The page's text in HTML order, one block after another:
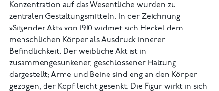
Konzentration auf das Wesentliche wurden zu
zentralen Gestaltungsmitteln. In der Zeichnung
»Sitzender Akt« von 1910 widmet sich Heckel dem
menschlichen Körper als Ausdruck innerer
Befindlichkeit. Der weibliche Akt ist in
zusammengesunkener, geschlossener Haltung
dargestellt; Arme und Beine sind eng an den Körper
gezogen, der Kopf leicht gesenkt. Die Figur wirkt in sich